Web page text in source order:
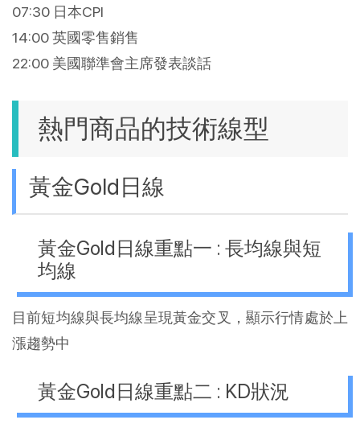
07:30 日本CPI
14:00 英國零售銷售
22:00 美國聯準會主席發表談話
熱門商品的技術線型
黃金Gold日線
黃金Gold日線重點一 : 長均線與短
均線
目前短均線與長均線呈現黃金交叉，顯示行情處於上
漲趨勢中
黃金Gold日線重點二 : KD狀況